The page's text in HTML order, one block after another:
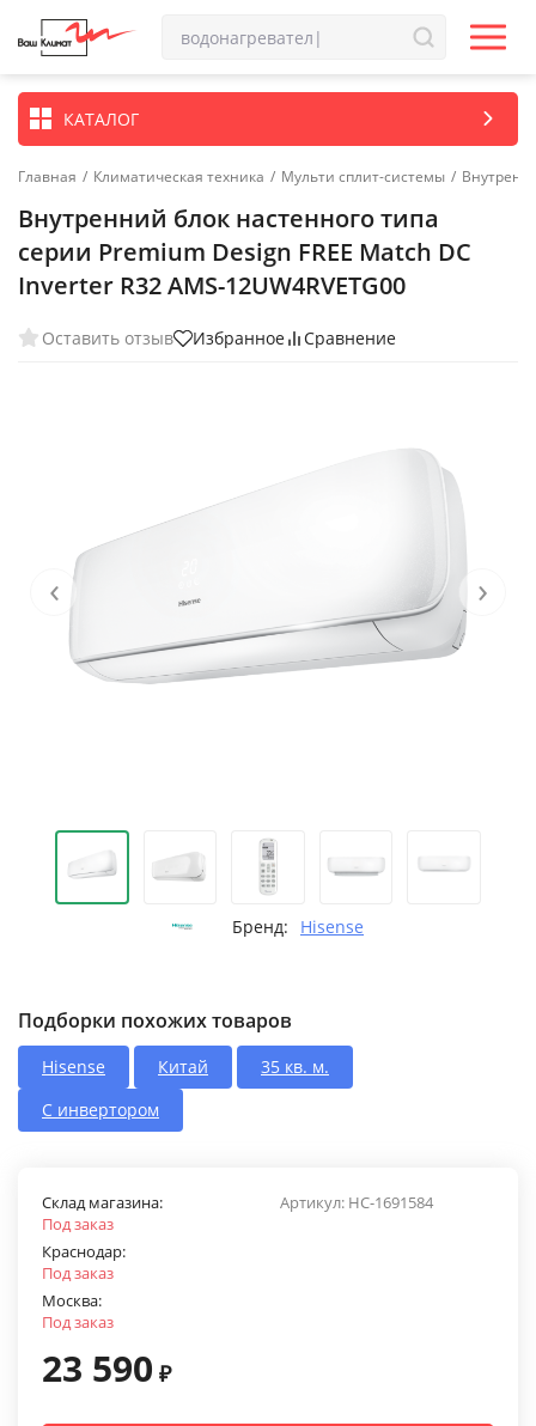
КАТАЛОГ
Главная / Климатическая техника / Мульти сплит-системы /
Внутренний блок настенного типа
серии Premium Design FREE Match DC
Inverter R32 AMS-12UW4RVETG00
Оставить отзыв Избранное Сравнение
‹ ›
Бренд: Hisense
Подборки похожих товаров
Hisense Китай
35 кв. м.
С инвертором
Артикул: НС-1691584
Склад магазина:
Под заказ
Краснодар:
Под заказ
Москва:
Под заказ
23 590 ₽